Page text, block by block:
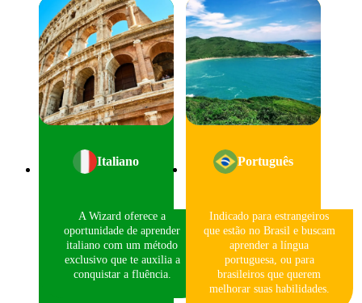
Italiano
A Wizard oferece a
oportunidade de aprender
italiano com um método
exclusivo que te auxilia a
conquistar a fluência.
Português
Indicado para estrangeiros
que estão no Brasil e buscam
aprender a língua
portuguesa, ou para
brasileiros que querem
melhorar suas habilidades.